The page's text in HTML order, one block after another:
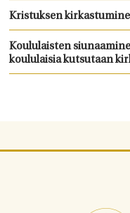
Kristuksen
Koululaisten
koululaisia kutsutaan